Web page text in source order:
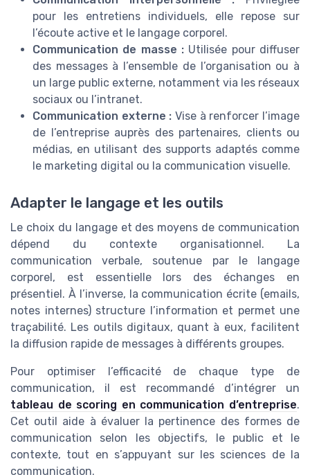
pour les entretiens individuels, elle repose sur
l’écoute active et le langage corporel.
Communication de masse : Utilisée pour diffuser
des messages à l’ensemble de l’organisation ou à
un large public externe, notamment via les réseaux
sociaux ou l’intranet.
Communication externe : Vise à renforcer l’image
de l’entreprise auprès des partenaires, clients ou
médias, en utilisant des supports adaptés comme
le marketing digital ou la communication visuelle.
Adapter le langage et les outils
Le choix du langage et des moyens de communication
dépend du contexte organisationnel. La
communication verbale, soutenue par le langage
corporel, est essentielle lors des échanges en
présentiel. À l’inverse, la communication écrite (emails,
notes internes) structure l’information et permet une
traçabilité. Les outils digitaux, quant à eux, facilitent
la diffusion rapide de messages à différents groupes.
Pour optimiser l’efficacité de chaque type de
communication, il est recommandé d’intégrer un
tableau de scoring en communication d’entreprise.
Cet outil aide à évaluer la pertinence des formes de
communication selon les objectifs, le public et le
contexte, tout en s’appuyant sur les sciences de la
communication.